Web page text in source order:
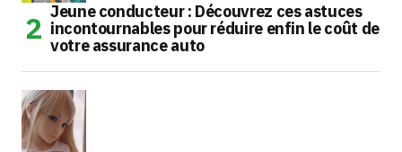
Jeune conducteur : Découvrez ces astuces
incontournables pour réduire enfin le coût de
votre assurance auto